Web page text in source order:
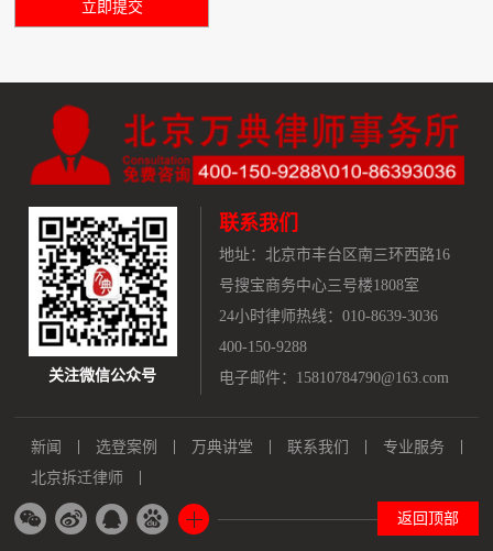
关注微信公众号
联系我们
地址： 北京市丰台区南三环西路16
号搜宝商务中心三号楼1808室
24小时律师热线：010-8639-3036
400-150-9288
电子邮件：15810784790@163.com
新闻 选登案例 万典讲堂 联系我们
专业服务
北京拆迁律师
返回顶部